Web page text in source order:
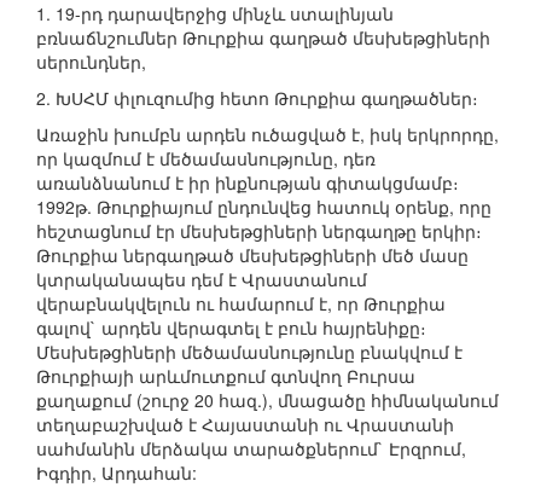
1. 19-րդ դարավերջից մինչև ստալինյան
բռնաճնշումներ Թուրքիա գաղթած մեսխեթցիների
սերունդներ,
2. ԽՍՀՄ փլուզումից հետո Թուրքիա գաղթածներ։
Առաջին խումբն արդեն ուծացված է, իսկ երկրորդը,
որ կազմում է մեծամասնությունը, դեռ
առանձնանում է իր ինքնության գիտակցմամբ։
1992թ. Թուրքիայում ընդունվեց հատուկ օրենք, որը
հեշտացնում էր մեսխեթցիների ներգաղթը երկիր։
Թուրքիա ներգաղթած մեսխեթցիների մեծ մասը
կտրականապես դեմ է Վրաստանում
վերաբնակվելուն ու համարում է, որ Թուրքիա
գալով` արդեն վերագտել է բուն հայրենիքը։
Մեսխեթցիների մեծամասնությունը բնակվում է
Թուրքիայի արևմուտքում գտնվող Բուրսա
քաղաքում (շուրջ 20 հազ.), մնացածը հիմնականում
տեղաբաշխված է Հայաստանի ու Վրաստանի
սահմանին մերձակա տարածքներում` Էրզրում,
Իգդիր, Արդահան: